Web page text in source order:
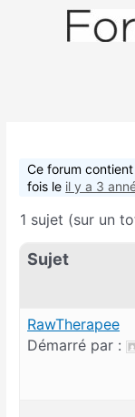
Ce forum
fois le il y a 3
1 sujet (sur un
Sujet
RawTherapee
Démarré par :